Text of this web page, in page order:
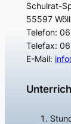
Schulrat-
55597
Telefon:
Telefax:
E-Mail: